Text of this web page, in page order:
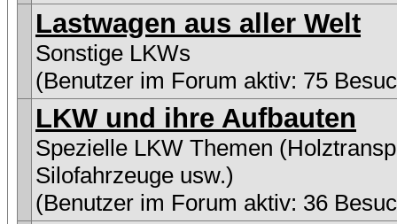
Lastwagen aus aller Welt
Sonstige LKWs
(Benutzer im Forum aktiv: 75
LKW und ihre Aufbauten
Spezielle LKW Themen
Silofahrzeuge usw.)
(Benutzer im Forum aktiv: 36